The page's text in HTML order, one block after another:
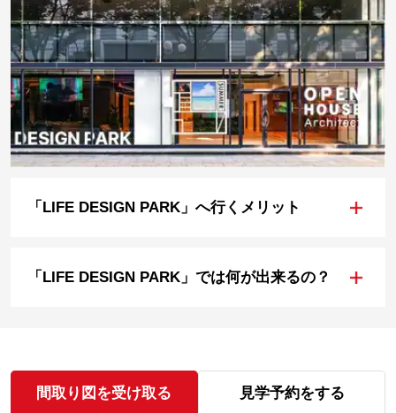
「LIFE DESIGN PARK」へ行くメリット +
「LIFE DESIGN PARK」では何が出来るの？ +
間取り図を受け取る 見学予約をする